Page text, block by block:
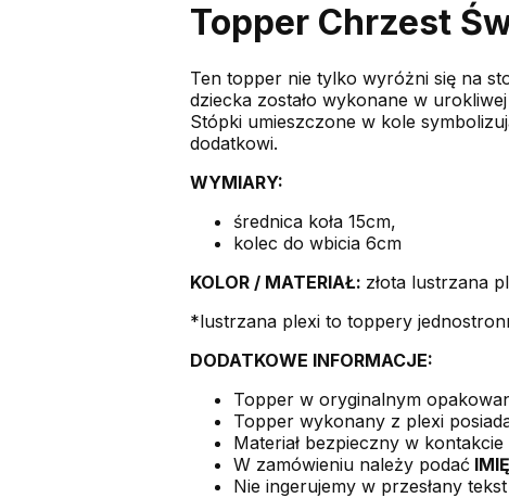
Topper Chrzest
Ten topper nie tylko wyróżni się na
dziecka zostało wykonane w
Stópki umieszczone w kole
dodatkowi.
WYMIARY:
średnica koła 15cm,
kolec do wbicia 6cm
KOLOR / MATERIAŁ: złota lustrzana
*lustrzana plexi to toppery
DODATKOWE INFORMACJE:
Topper w oryginalnym
Topper wykonany z plexi
Materiał bezpieczny w
W zamówieniu należy podać
Nie ingerujemy w przesłany